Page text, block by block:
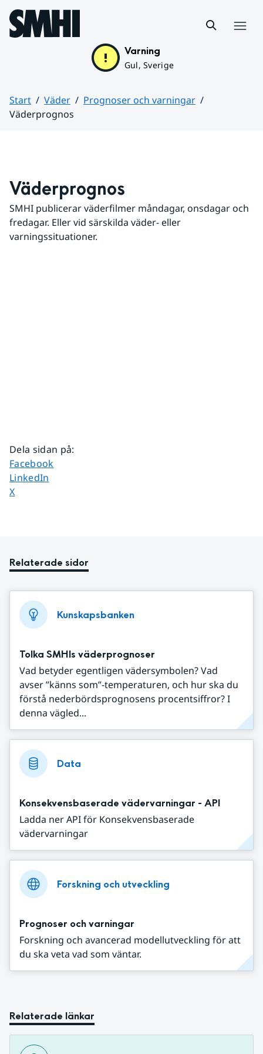
Hoppa till sidans innehåll
Varning
Gul, Sverige
Start Väder
Prognoser och varningar
Väderprognos
Väderprognos
SMHI publicerar väderfilmer måndagar, onsdagar och
fredagar. Eller vid särskilda väder- eller
varningssituationer.
Dela sidan på:
Dela sidan på
Facebook
Dela sidan på
LinkedIn
Dela sidan på
X
Relaterade sidor
Kunskapsbanken
Tolka SMHIs väderprognoser
Vad betyder egentligen vädersymbolen? Vad
avser ”känns som”-temperaturen, och hur ska du
förstå nederbördsprognosens procentsiffror? I
denna vägled...
Data
Konsekvensbaserade vädervarningar - API
Ladda ner API för Konsekvensbaserade
vädervarningar
Forskning och utveckling
Prognoser och varningar
Forskning och avancerad modellutveckling för att
du ska veta vad som väntar.
Relaterade länkar